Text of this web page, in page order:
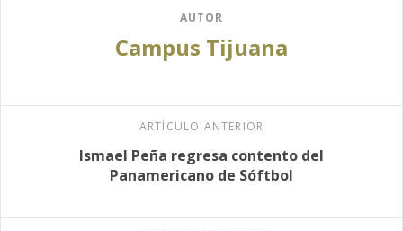
AUTOR
Campus Tijuana
ARTÍCULO ANTERIOR
Ismael Peña regresa contento del
Panamericano de Sóftbol